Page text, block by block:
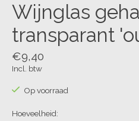
Wijnglas
transparant
€9,40
Incl. btw
Op voorraad
Hoeveelheid: